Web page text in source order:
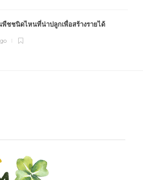
ชชนิดไหนที่น่าปลูกเพื่อสร้างรายได้